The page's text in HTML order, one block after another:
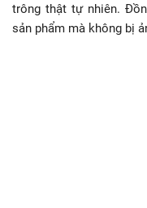
trông thật tự nhiên.
sản phẩm mà không bị